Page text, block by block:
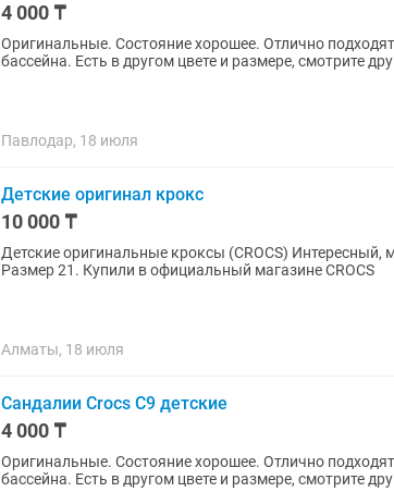
4 000 ₸
Оригинальные. Состояние хорошее. Отлично
бассейна. Есть в другом цвете и размере, смотрите
Павлодар, 18 июля
Детские оригинал крокс
10 000 ₸
Детские оригинальные кроксы (CROCS)
Размер 21. Купили в официальный магазине CROCS
Алматы, 18 июля
Сандалии Crocs C9 детские
4 000 ₸
Оригинальные. Состояние хорошее. Отлично
бассейна. Есть в другом цвете и размере, смотрите